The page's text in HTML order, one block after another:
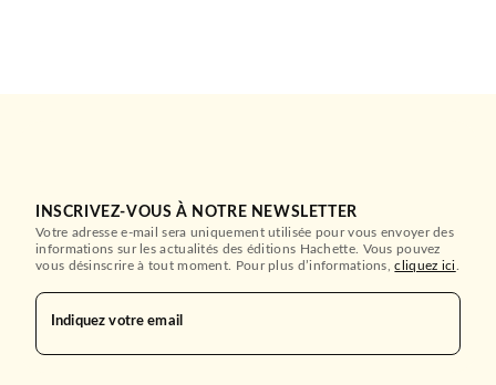
INSCRIVEZ-VOUS À NOTRE NEWSLETTER
Votre adresse e-mail sera uniquement utilisée pour vous envoyer des
informations sur les actualités des éditions Hachette. Vous pouvez
vous désinscrire à tout moment. Pour plus d’informations,cliquez ici
Indiquez votre email